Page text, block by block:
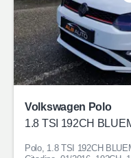
Volkswagen Polo
Polo, 1.8 TSI 192CH